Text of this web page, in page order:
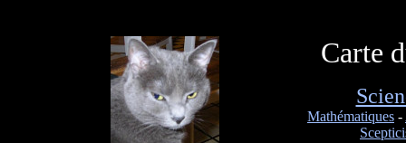
Carte
Mathématiques -